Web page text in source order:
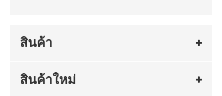
สินค้า
สินค้าใหม่